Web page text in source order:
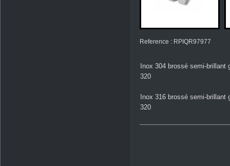
Reference : RPIQR97977
Inox 304 brossé semi-brillant
320
Inox 316 brossé semi-brillant
320